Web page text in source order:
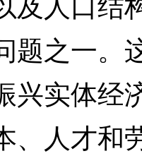
题之一。
兴实体经
、人才和